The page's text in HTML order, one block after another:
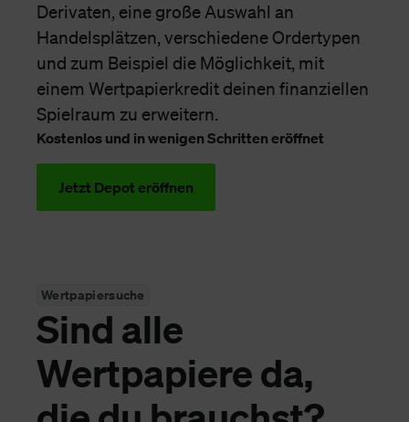
Derivaten, eine große Auswahl an
Handelsplätzen, verschiedene Ordertypen
und zum Beispiel die Möglichkeit, mit
einem Wertpapierkredit deinen finanziellen
Spielraum zu erweitern.
Kostenlos und in wenigen Schritten eröffnet
Jetzt Depot eröffnen
Wertpapiersuche
Sind alle
Wertpapiere da,